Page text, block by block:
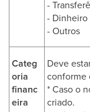
-
- Dinheiro
- Outros
Categ
oria
financ
eira
Deve
conforme
* Caso o
criado.